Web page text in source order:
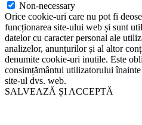
Non-necessary
Orice cookie-uri care nu pot fi
funcționarea site-ului web și sunt
datelor cu caracter personal ale
analizelor, anunțurilor și al altor
denumite cookie-uri inutile. Este
consimțământul utilizatorului
site-ul dvs. web.
SALVEAZĂ ȘI ACCEPTĂ